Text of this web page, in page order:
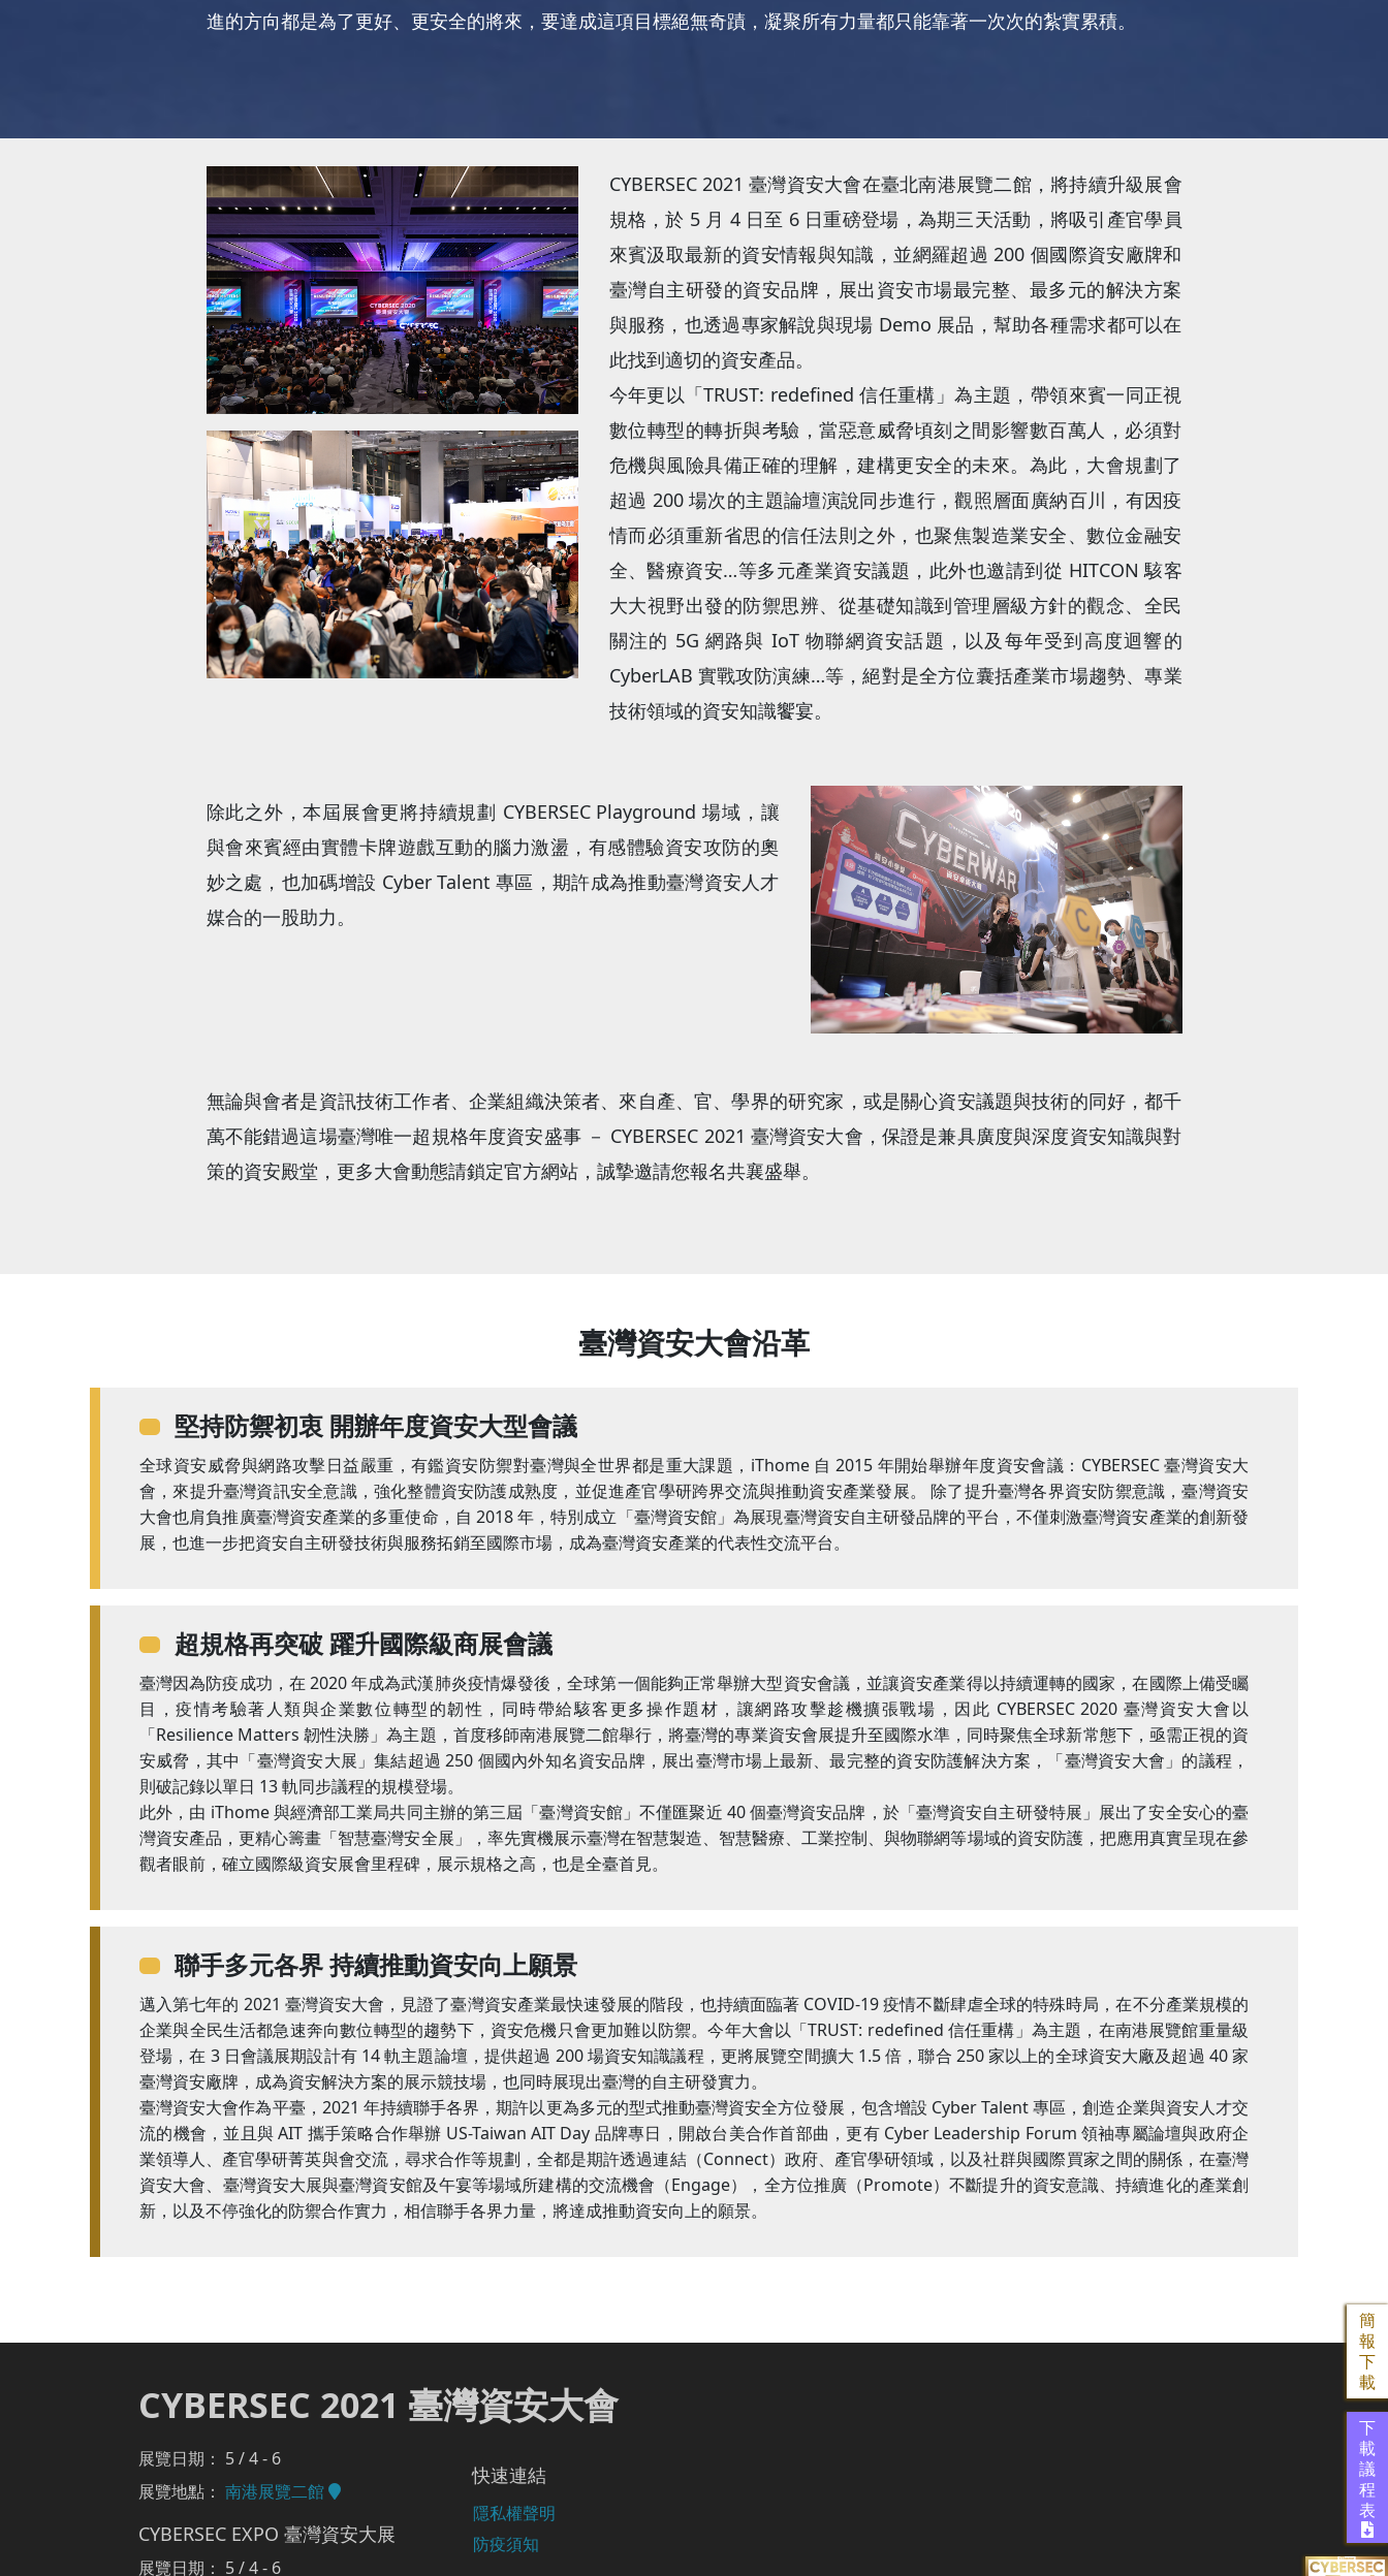
進的方向都是為了更好、更安全的將來，要達成這項目標絕無奇蹟，凝聚所有力量都只能靠著一次次的紮實累積。
CYBERSEC 2021 臺灣資安大會在臺北南港展覽二館，將持續升級展會
規格，於 5 月 4 日至 6 日重磅登場，為期三天活動，將吸引產官學員
來賓汲取最新的資安情報與知識，並網羅超過 200 個國際資安廠牌和
臺灣自主研發的資安品牌，展出資安市場最完整、最多元的解決方案
與服務，也透過專家解說與現場 Demo 展品，幫助各種需求都可以在
此找到適切的資安產品。
今年更以「TRUST: redefined 信任重構」為主題，帶領來賓一同正視
數位轉型的轉折與考驗，當惡意威脅頃刻之間影響數百萬人，必須對
危機與風險具備正確的理解，建構更安全的未來。為此，大會規劃了
超過 200 場次的主題論壇演說同步進行，觀照層面廣納百川，有因疫
情而必須重新省思的信任法則之外，也聚焦製造業安全、數位金融安
全、醫療資安…等多元產業資安議題，此外也邀請到從 HITCON 駭客
大大視野出發的防禦思辨、從基礎知識到管理層級方針的觀念、全民
關注的 5G 網路與 IoT 物聯網資安話題，以及每年受到高度迴響的
CyberLAB 實戰攻防演練…等，絕對是全方位囊括產業市場趨勢、專業
技術領域的資安知識饗宴。
除此之外，本屆展會更將持續規劃 CYBERSEC Playground 場域，讓
與會來賓經由實體卡牌遊戲互動的腦力激盪，有感體驗資安攻防的奧
妙之處，也加碼增設 Cyber Talent 專區，期許成為推動臺灣資安人才
媒合的一股助力。
無論與會者是資訊技術工作者、企業組織決策者、來自產、官、學界的研究家，或是關心資安議題與技術的同好，都千
萬不能錯過這場臺灣唯一超規格年度資安盛事 － CYBERSEC 2021 臺灣資安大會，保證是兼具廣度與深度資安知識與對
策的資安殿堂，更多大會動態請鎖定官方網站，誠摯邀請您報名共襄盛舉。
臺灣資安大會沿革
堅持防禦初衷 開辦年度資安大型會議
全球資安威脅與網路攻擊日益嚴重，有鑑資安防禦對臺灣與全世界都是重大課題，iThome 自 2015 年開始舉辦年度資安會議：CYBERSEC 臺灣資安大
會，來提升臺灣資訊安全意識，強化整體資安防護成熟度，並促進產官學研跨界交流與推動資安產業發展。 除了提升臺灣各界資安防禦意識，臺灣資安
大會也肩負推廣臺灣資安產業的多重使命，自 2018 年，特別成立「臺灣資安館」為展現臺灣資安自主研發品牌的平台，不僅刺激臺灣資安產業的創新發
展，也進一步把資安自主研發技術與服務拓銷至國際市場，成為臺灣資安產業的代表性交流平台。
超規格再突破 躍升國際級商展會議
臺灣因為防疫成功，在 2020 年成為武漢肺炎疫情爆發後，全球第一個能夠正常舉辦大型資安會議，並讓資安產業得以持續運轉的國家，在國際上備受矚
目，疫情考驗著人類與企業數位轉型的韌性，同時帶給駭客更多操作題材，讓網路攻擊趁機擴張戰場，因此 CYBERSEC 2020 臺灣資安大會以
「Resilience Matters 韌性決勝」為主題，首度移師南港展覽二館舉行，將臺灣的專業資安會展提升至國際水準，同時聚焦全球新常態下，亟需正視的資
安威脅，其中「臺灣資安大展」集結超過 250 個國內外知名資安品牌，展出臺灣市場上最新、最完整的資安防護解決方案，「臺灣資安大會」的議程，
則破記錄以單日 13 軌同步議程的規模登場。
此外，由 iThome 與經濟部工業局共同主辦的第三屆「臺灣資安館」不僅匯聚近 40 個臺灣資安品牌，於「臺灣資安自主研發特展」展出了安全安心的臺
灣資安產品，更精心籌畫「智慧臺灣安全展」，率先實機展示臺灣在智慧製造、智慧醫療、工業控制、與物聯網等場域的資安防護，把應用真實呈現在參
觀者眼前，確立國際級資安展會里程碑，展示規格之高，也是全臺首見。
聯手多元各界 持續推動資安向上願景
邁入第七年的 2021 臺灣資安大會，見證了臺灣資安產業最快速發展的階段，也持續面臨著 COVID-19 疫情不斷肆虐全球的特殊時局，在不分產業規模的
企業與全民生活都急速奔向數位轉型的趨勢下，資安危機只會更加難以防禦。今年大會以「TRUST: redefined 信任重構」為主題，在南港展覽館重量級
登場，在 3 日會議展期設計有 14 軌主題論壇，提供超過 200 場資安知識議程，更將展覽空間擴大 1.5 倍，聯合 250 家以上的全球資安大廠及超過 40 家
臺灣資安廠牌，成為資安解決方案的展示競技場，也同時展現出臺灣的自主研發實力。
臺灣資安大會作為平臺，2021 年持續聯手各界，期許以更為多元的型式推動臺灣資安全方位發展，包含增設 Cyber Talent 專區，創造企業與資安人才交
流的機會，並且與 AIT 攜手策略合作舉辦 US-Taiwan AIT Day 品牌專日，開啟台美合作首部曲，更有 Cyber Leadership Forum 領袖專屬論壇與政府企
業領導人、產官學研菁英與會交流，尋求合作等規劃，全都是期許透過連結（Connect）政府、產官學研領域，以及社群與國際買家之間的關係，在臺灣
資安大會、臺灣資安大展與臺灣資安館及午宴等場域所建構的交流機會（Engage），全方位推廣（Promote）不斷提升的資安意識、持續進化的產業創
新，以及不停強化的防禦合作實力，相信聯手各界力量，將達成推動資安向上的願景。
下
載
議
程
表
簡
報
下
載
CYBERSEC 2021 臺灣資安大會
展覽日期： 5 / 4 - 6
展覽地點：南港展覽二館
CYBERSEC EXPO 臺灣資安大展
展覽日期： 5 / 4 - 6
快速連結
隱私權聲明
防疫須知